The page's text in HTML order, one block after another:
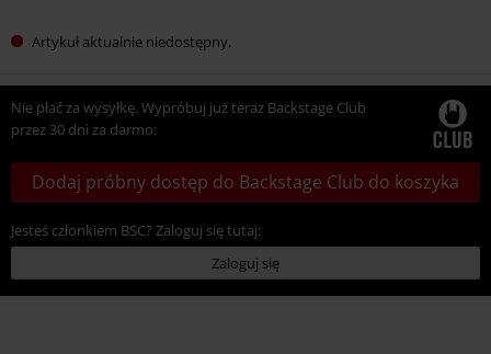
Artykuł aktualnie niedostępny.
Nie płać za wysyłkę. Wypróbuj już teraz Backstage Club
przez 30 dni za darmo:
Dodaj próbny dostęp do Backstage Club do koszyka
Jesteś członkiem BSC? Zaloguj się tutaj:
Zaloguj się